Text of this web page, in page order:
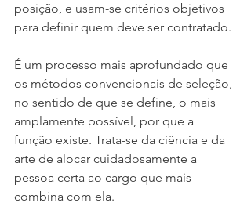
posição, e usam-se critérios objetivos
para definir quem deve ser contratado.
É um processo mais aprofundado que
os métodos convencionais de seleção,
no sentido de que se define, o mais
amplamente possível, por que a
função existe. Trata-se da ciência e da
arte de alocar cuidadosamente a
pessoa certa ao cargo que mais
combina com ela.